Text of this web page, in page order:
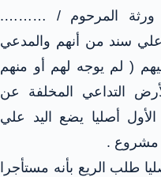
ورثة المرحوم / ……….
سند من أنهم والمدعي
( لم يوجه لهم أو منهم
التداعي المخلفة عن
أصليا يضع اليد علي
مشروع .
طلب الريع بأنه مستأجرا